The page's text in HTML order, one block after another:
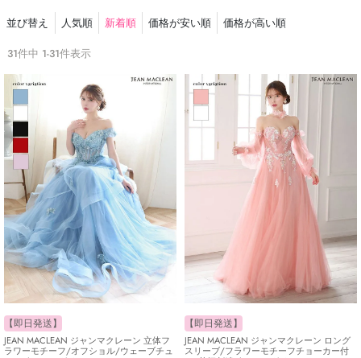
並び替え 人気順 新着順 価格が安い順
価格が高い順
31件中 1-31件表示
【即日発送】
JEAN MACLEAN ジャンマクレーン 立体フ
ラワーモチーフ/オフショル/ウェーブチュ
【即日発送】
JEAN MACLEAN ジャンマクレーン ロング
スリーブ/フラワーモチーフチョーカー付